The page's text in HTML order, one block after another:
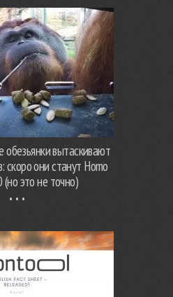
обезьянки вытаскивают
скоро они станут Homo
(но это не точно)